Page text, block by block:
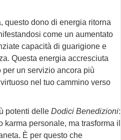
questo dono di energia ritorna
come un aumentato
capacità di guarigione e
Questa energia accresciuta
un servizio ancora più
nel tuo cammino verso
potenti delle Dodici Benedizioni:
karma personale, ma trasforma il
È per questo che